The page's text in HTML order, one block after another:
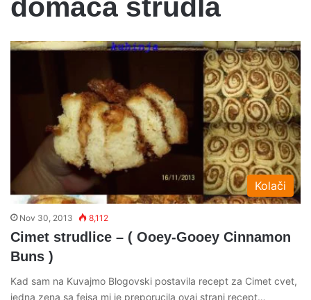
domaca strudla
Kolači
Nov 30, 2013 8,112
Cimet strudlice – ( Ooey-Gooey Cinnamon
Buns )
Kad sam na Kuvajmo Blogovski postavila recept za Cimet cvet,
jedna zena sa fejsa mi je preporucila ovaj strani recept…